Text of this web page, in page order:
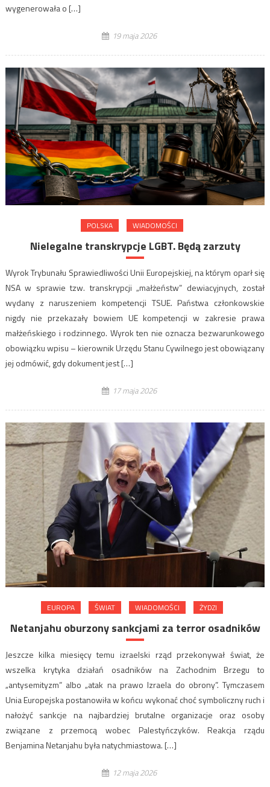
wygenerowała o […]
19 maja 2026
POLSKA WIADOMOŚCI
Nielegalne transkrypcje LGBT. Będą zarzuty
Wyrok Trybunału Sprawiedliwości Unii Europejskiej, na którym oparł się
NSA w sprawie tzw. transkrypcji „małżeństw” dewiacyjnych, został
wydany z naruszeniem kompetencji TSUE. Państwa członkowskie
nigdy nie przekazały bowiem UE kompetencji w zakresie prawa
małżeńskiego i rodzinnego. Wyrok ten nie oznacza bezwarunkowego
obowiązku wpisu – kierownik Urzędu Stanu Cywilnego jest obowiązany
jej odmówić, gdy dokument jest […]
17 maja 2026
EUROPA ŚWIAT WIADOMOŚCI ŻYDZI
Netanjahu oburzony sankcjami za terror osadników
Jeszcze kilka miesięcy temu izraelski rząd przekonywał świat, że
wszelka krytyka działań osadników na Zachodnim Brzegu to
„antysemityzm” albo „atak na prawo Izraela do obrony”. Tymczasem
Unia Europejska postanowiła w końcu wykonać choć symboliczny ruch i
nałożyć sankcje na najbardziej brutalne organizacje oraz osoby
związane z przemocą wobec Palestyńczyków. Reakcja rządu
Benjamina Netanjahu była natychmiastowa. […]
12 maja 2026